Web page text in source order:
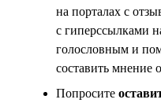
на порталах с
с гиперссылками
голословным и
составить мнение
Попросите